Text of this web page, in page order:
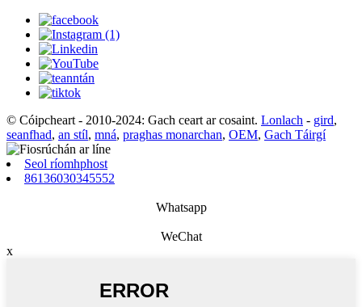
© Cóipcheart - 2010-2024: Gach ceart ar cosaint. Lonlach - gird,
seanfhad, an stíl, mná, praghas monarchan, OEM, Gach Táirgí
Seol ríomhphost
86136030345552
Whatsapp
WeChat
x